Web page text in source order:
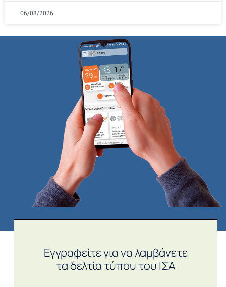
06/08/2026
Εγγραφείτε για να λαμβάνετε
τα δελτία τύπου του ΙΣΑ